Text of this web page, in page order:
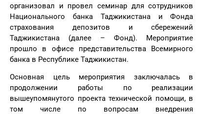
организовал и провел семинар для сотрудников
Национального банка Таджикистана и Фонда
страхования депозитов и сбережений
Таджикистана (далее – Фонд). Мероприятие
прошло в офисе представительства Всемирного
банка в Республике Таджикистан.
Основная цель мероприятия заключалась в
продолжении работы по реализации
вышеупомянутого проекта технической помощи, в
том числе по вопросам внедрения